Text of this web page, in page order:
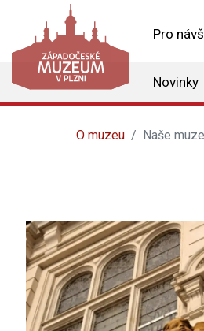
Pro
Novinky
O muzeu Naše